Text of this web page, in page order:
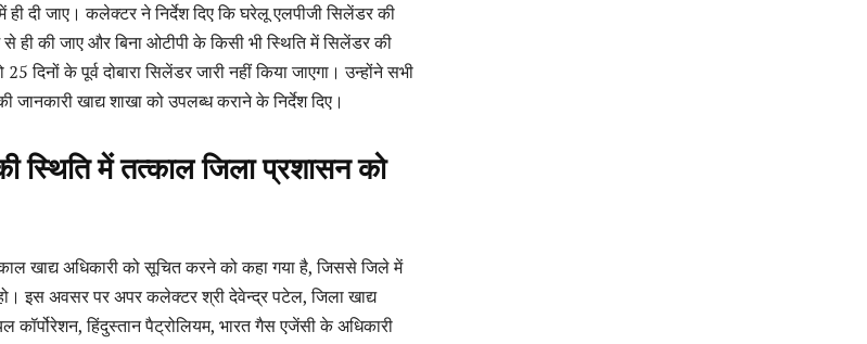
दी जाए। कलेक्टर ने निर्देश दिए कि घरेलू एलपीजी सिलेंडर की
ही की जाए और बिना ओटीपी के किसी भी स्थिति में सिलेंडर की
दिनों के पूर्व दोबारा सिलेंडर जारी नहीं किया जाएगा। उन्होंने सभी
खाद्य शाखा को उपलब्ध कराने के निर्देश दिए।
स्थिति में तत्काल जिला प्रशासन को
खाद्य अधिकारी को सूचित करने को कहा गया है, जिससे जिले में
इस अवसर पर अपर कलेक्टर श्री देवेन्द्र पटेल, जिला खाद्य
हिंदुस्तान पैट्रोलियम, भारत गैस एजेंसी के अधिकारी